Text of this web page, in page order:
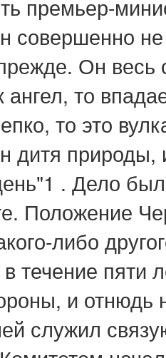
премьер-
совершенно
Он весь
ангел, то
то это
дитя природы,
. Дело
Положение
либо
течение пяти
и
служил